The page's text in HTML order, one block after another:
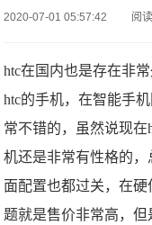
2020-07-01 05:57:42 阅
htc在国内也是存在非
htc的手机，在智能手
常不错的，虽然说现
机还是非常有性格的
面配置也都过关，在
题就是售价非常高，